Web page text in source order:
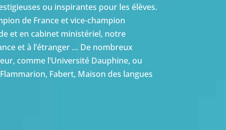
ou inspirantes pour les élèves.
de France et vice-champion
et en cabinet ministériel, notre
et à l’étranger … De nombreux
comme l’Université Dauphine, ou
Fabert, Maison des langues